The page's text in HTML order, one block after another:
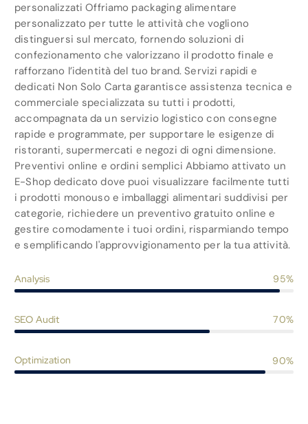
personalizzati Offriamo packaging alimentare
personalizzato per tutte le attività che vogliono
distinguersi sul mercato, fornendo soluzioni di
confezionamento che valorizzano il prodotto finale e
rafforzano l’identità del tuo brand. Servizi rapidi e
dedicati Non Solo Carta garantisce assistenza tecnica e
commerciale specializzata su tutti i prodotti,
accompagnata da un servizio logistico con consegne
rapide e programmate, per supportare le esigenze di
ristoranti, supermercati e negozi di ogni dimensione.
Preventivi online e ordini semplici Abbiamo attivato un
E-Shop dedicato dove puoi visualizzare facilmente tutti
i prodotti monouso e imballaggi alimentari suddivisi per
categorie, richiedere un preventivo gratuito online e
gestire comodamente i tuoi ordini, risparmiando tempo
e semplificando l'approvvigionamento per la tua attività.
Analysis 95%
SEO Audit 70%
Optimization 90%